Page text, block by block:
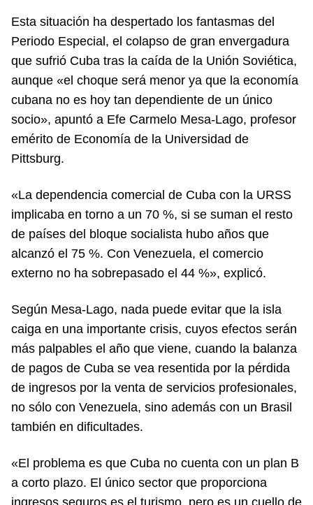
Esta situación ha despertado los fantasmas del
Periodo Especial, el colapso de gran envergadura
que sufrió Cuba tras la caída de la Unión Soviética,
aunque «el choque será menor ya que la economía
cubana no es hoy tan dependiente de un único
socio», apuntó a Efe Carmelo Mesa-Lago, profesor
emérito de Economía de la Universidad de
Pittsburg.
«La dependencia comercial de Cuba con la URSS
implicaba en torno a un 70 %, si se suman el resto
de países del bloque socialista hubo años que
alcanzó el 75 %. Con Venezuela, el comercio
externo no ha sobrepasado el 44 %», explicó.
Según Mesa-Lago, nada puede evitar que la isla
caiga en una importante crisis, cuyos efectos serán
más palpables el año que viene, cuando la balanza
de pagos de Cuba se vea resentida por la pérdida
de ingresos por la venta de servicios profesionales,
no sólo con Venezuela, sino además con un Brasil
también en dificultades.
«El problema es que Cuba no cuenta con un plan B
a corto plazo. El único sector que proporciona
ingresos seguros es el turismo, pero es un cuello de